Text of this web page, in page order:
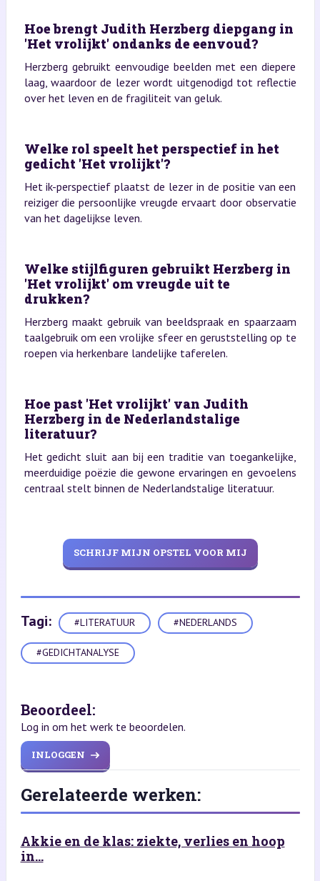
Hoe brengt Judith Herzberg diepgang in
'Het vrolijkt' ondanks de eenvoud?
Herzberg gebruikt eenvoudige beelden met een diepere
laag, waardoor de lezer wordt uitgenodigd tot reflectie
over het leven en de fragiliteit van geluk.
Welke rol speelt het perspectief in het
gedicht 'Het vrolijkt'?
Het ik-perspectief plaatst de lezer in de positie van een
reiziger die persoonlijke vreugde ervaart door observatie
van het dagelijkse leven.
Welke stijlfiguren gebruikt Herzberg in
'Het vrolijkt' om vreugde uit te
drukken?
Herzberg maakt gebruik van beeldspraak en spaarzaam
taalgebruik om een vrolijke sfeer en geruststelling op te
roepen via herkenbare landelijke taferelen.
Hoe past 'Het vrolijkt' van Judith
Herzberg in de Nederlandstalige
literatuur?
Het gedicht sluit aan bij een traditie van toegankelijke,
meerduidige poëzie die gewone ervaringen en gevoelens
centraal stelt binnen de Nederlandstalige literatuur.
SCHRIJF MIJN OPSTEL VOOR MIJ
Tagi: #LITERATUUR #NEDERLANDS
#GEDICHTANALYSE
Beoordeel:
Log in om het werk te beoordelen.
INLOGGEN
Gerelateerde werken:
Akkie en de klas: ziekte, verlies en hoop
in...